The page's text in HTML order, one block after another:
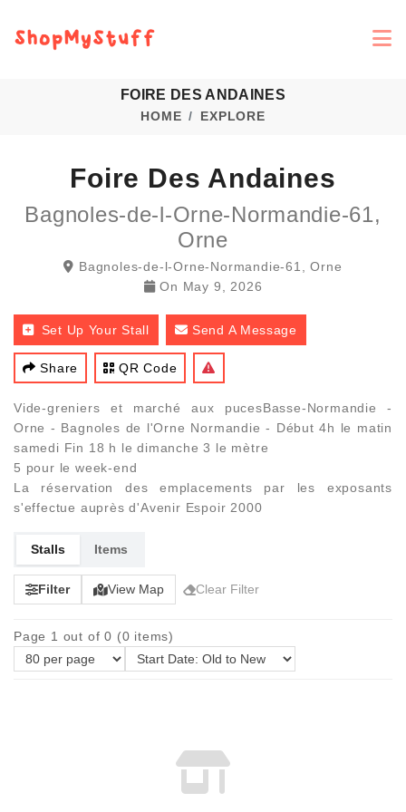
FOIRE DES ANDAINES
HOME EXPLORE
Foire Des Andaines
Bagnoles-de-l-Orne-Normandie-61,
Orne
Bagnoles-de-l-Orne-Normandie-61, Orne
On May 9, 2026
Set Up Your Stall Send A Message
Share QR Code
Vide-greniers et marché aux pucesBasse-Normandie -
Orne - Bagnoles de l'Orne Normandie - Début 4h le matin
samedi Fin 18 h le dimanche 3 le mètre
5 pour le week-end
La réservation des emplacements par les exposants
s'effectue auprès d'Avenir Espoir 2000
Stalls Items
Filter View Map Clear Filter
Page 1 out of 0 (0 items)